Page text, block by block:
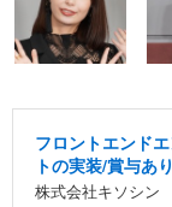
フロントエンド
トの実装/賞与あ
株式会社キソシン